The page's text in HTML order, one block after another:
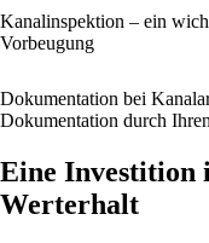
Kanalinspektion – ein
Vorbeugung
Dokumentation bei
Dokumentation durch
Eine Investition
Werterhalt